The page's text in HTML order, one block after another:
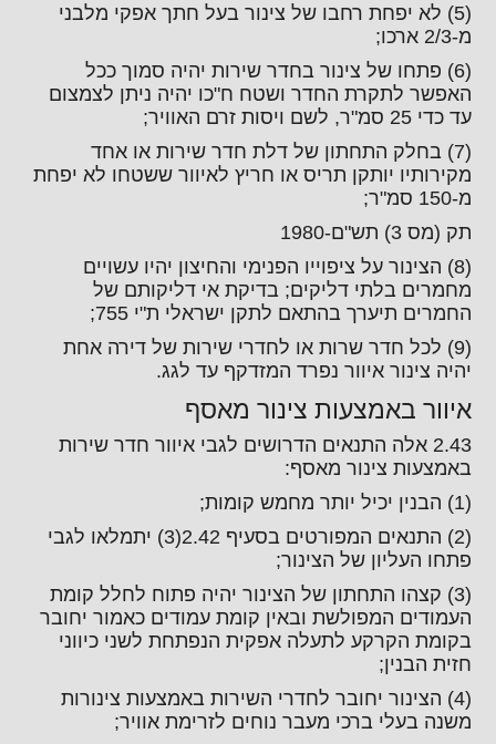
(5) לא יפחת רחבו של צינור בעל חתך אפקי מלבני
מ-2/3 ארכו;
(6) פתחו של צינור בחדר שירות יהיה סמוך ככל
האפשר לתקרת החדר ושטח ח"כו יהיה ניתן לצמצום
עד כדי 25 סמ"ר, לשם ויסות זרם האוויר;
(7) בחלק התחתון של דלת חדר שירות או אחד
מקירותיו יותקן תריס או חריץ לאיוור ששטחו לא יפחת
מ-150 סמ"ר;
תק (מס 3) תש"ם-1980
(8) הצינור על ציפוייו הפנימי והחיצון יהיו עשויים
מחמרים בלתי דליקים; בדיקת אי דליקותם של
החמרים תיערך בהתאם לתקן ישראלי ת"י 755;
(9) לכל חדר שרות או לחדרי שירות של דירה אחת
יהיה צינור איוור נפרד המזדקף עד לגג.
איוור באמצעות צינור מאסף
2.43 אלה התנאים הדרושים לגבי איוור חדר שירות
באמצעות צינור מאסף:
(1) הבנין יכיל יותר מחמש קומות;
(2) התנאים המפורטים בסעיף 2.42(3) יתמלאו לגבי
פתחו העליון של הצינור;
(3) קצהו התחתון של הצינור יהיה פתוח לחלל קומת
העמודים המפולשת ובאין קומת עמודים כאמור יחובר
בקומת הקרקע לתעלה אפקית הנפתחת לשני כיווני
חזית הבנין;
(4) הצינור יחובר לחדרי השירות באמצעות צינורות
משנה בעלי ברכי מעבר נוחים לזרימת אוויר;